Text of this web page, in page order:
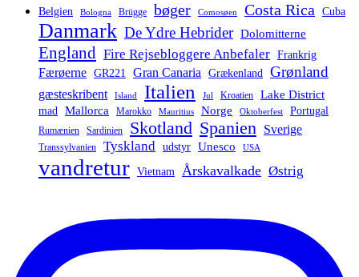
Belgien Bologna Brügge bøger Comosøen Costa Rica Cuba
Danmark De Ydre Hebrider Dolomitterne
England Fire Rejsebloggere Anbefaler Frankrig
Færøerne GR221 Gran Canaria Grækenland Grønland
gæsteskribent Island Italien Jul Kroatien Lake District
mad Mallorca Marokko Mauritius Norge Oktoberfest Portugal
Rumænien Sardinien Skotland Spanien Sverige
Transsylvanien Tyskland udstyr Unesco USA
vandretur Vietnam Årskavalkade Østrig